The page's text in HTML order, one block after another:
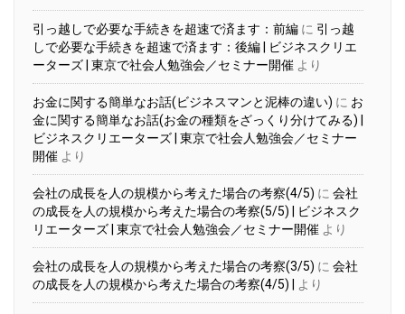
引っ越しで必要な手続きを超速で済ます：前編 に 引っ越
しで必要な手続きを超速で済ます：後編 | ビジネスクリエ
ーターズ | 東京で社会人勉強会／セミナー開催 より
お金に関する簡単なお話(ビジネスマンと泥棒の違い) に お
金に関する簡単なお話(お金の種類をざっくり分けてみる) |
ビジネスクリエーターズ | 東京で社会人勉強会／セミナー
開催 より
会社の成長を人の規模から考えた場合の考察(4/5) に 会社
の成長を人の規模から考えた場合の考察(5/5) | ビジネスク
リエーターズ | 東京で社会人勉強会／セミナー開催 より
会社の成長を人の規模から考えた場合の考察(3/5) に 会社
の成長を人の規模から考えた場合の考察(4/5) |
より